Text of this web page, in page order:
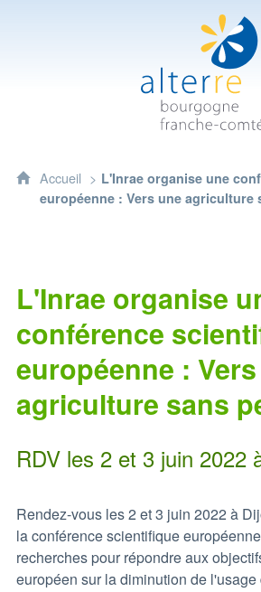
Alterre
Accueil
L'Inrae organise une
européenne : Vers une agriculture
L'Inrae organise
conférence
européenne :
agriculture sans
RDV les 2 et 3 juin 2022
Rendez-vous les 2 et 3 juin 2022 à
la conférence scientifique
recherches pour répondre aux
européen sur la diminution de